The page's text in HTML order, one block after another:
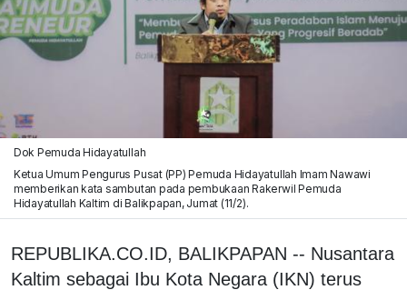
Dok Pemuda Hidayatullah
Ketua Umum Pengurus Pusat (PP) Pemuda Hidayatullah Imam Nawawi
memberikan kata sambutan pada pembukaan Rakerwil Pemuda
Hidayatullah Kaltim di Balikpapan, Jumat (11/2).
REPUBLIKA.CO.ID, BALIKPAPAN -- Nusantara
Kaltim sebagai Ibu Kota Negara (IKN) terus